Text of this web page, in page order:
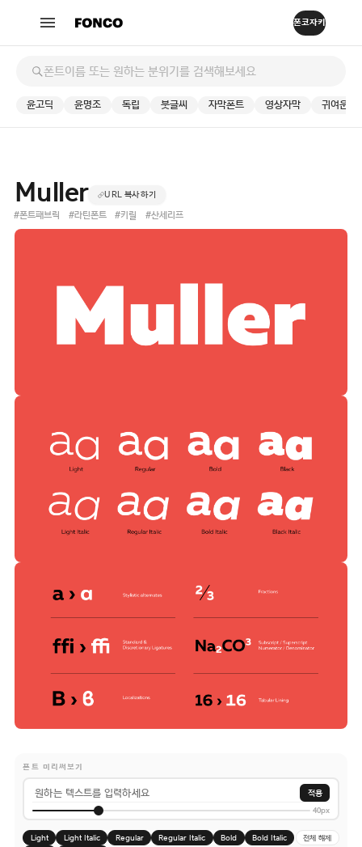
윤고딕 윤명조 독립 붓글씨 자막폰트 영상자막 귀여운
Muller URL 복사하기
#폰트패브릭 #라틴폰트 #키릴 #산세리프
폰트 미리써보기
적용
40px
Light Light Italic Regular Regular Italic Bold
Bold Italic
전체 해제